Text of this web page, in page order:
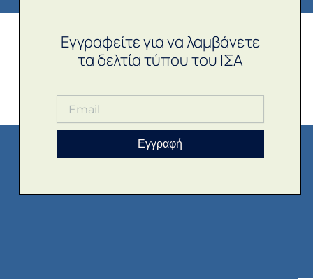
Εγγραφείτε για να λαμβάνετε
τα δελτία τύπου του ΙΣΑ
Εγγραφή